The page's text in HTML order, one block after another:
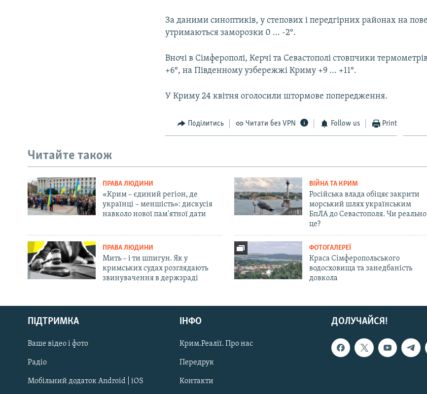
Русский
Qırımtatar
ДОЛУЧАЙСЯ!
За даними синоптиків, у степових і передгірних районах на
утримаються заморозки 0 ... -2°.
Вночі в Сімферополі, Керчі та Севастополі стовпчики
+6°, на Південному узбережжі Криму +9 ... +11°.
У Криму 24 квітня оголосили штормове попередження.
Поділитись Читати без VPN Follow us Print
Читайте також
ПРАВА ЛЮДИНИ
«Крим – єдиний регіон, де
українці – меншість»: дискусія
навколо нової пам'ятної дати
ВІЙНА ТА КРИМ
Російська влада обіцяє закрити
морський шлях українським
БпЛА до Севастополя. Чи реально
це?
ПРАВА ЛЮДИНИ
Мить – і ти шпигун. Як у
кримських судах розглядають
звинувачення в держзраді
ФОТОГАЛЕРЕЇ
Краса Сімферопольського
водосховища та занедбаність
довкола
ДОЛУЧАЙСЯ!
ПІДТРИМКА
Ваше відео і фото
Радіо
Мобільний додаток Android | iOS
ІНФО
Крим.Реалії. Про нас
Передрук
Контакти